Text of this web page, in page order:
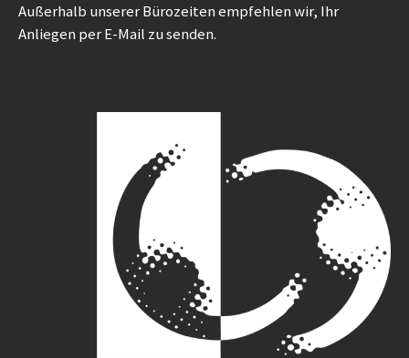
Außerhalb unserer Bürozeiten empfehlen wir, Ihr
Anliegen per E-Mail zu senden.